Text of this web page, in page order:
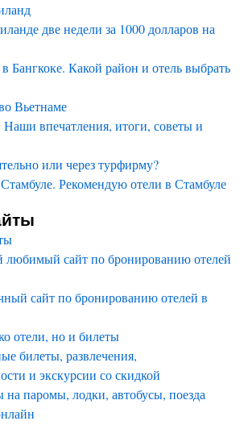
две недели за 1000 долларов на
Бангкоке. Какой район и отель выбрать
Вьетнаме
впечатления, итоги, советы и
или через турфирму?
Рекомендую отели в Стамбуле
сайт по бронированию отелей
сайт по бронированию отелей в
отели, но и билеты
билеты, развлечения,
и экскурсии со скидкой
паромы, лодки, автобусы, поезда